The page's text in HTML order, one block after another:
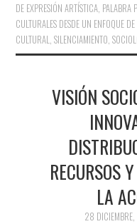
DE EXPRESIÓN ARTÍSTICA PALABRA
CULTURALES DESDE UN ENFOQUE
CULTURAL ,SILENCIAMIENTO ,
VISIÓN
RECURSOS
LA
28